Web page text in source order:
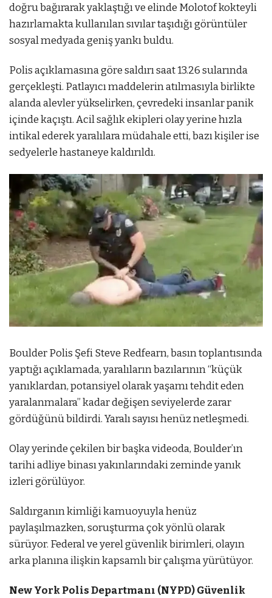
doğru bağırarak yaklaştığı ve elinde Molotof kokteyli
hazırlamakta kullanılan sıvılar taşıdığı görüntüler
sosyal medyada geniş yankı buldu.
Polis açıklamasına göre saldırı saat 13.26 sularında
gerçekleşti. Patlayıcı maddelerin atılmasıyla birlikte
alanda alevler yükselirken, çevredeki insanlar panik
içinde kaçıştı. Acil sağlık ekipleri olay yerine hızla
intikal ederek yaralılara müdahale etti, bazı kişiler ise
sedyelerle hastaneye kaldırıldı.
Boulder Polis Şefi Steve Redfearn, basın toplantısında
yaptığı açıklamada, yaralıların bazılarının “küçük
yanıklardan, potansiyel olarak yaşamı tehdit eden
yaralanmalara” kadar değişen seviyelerde zarar
gördüğünü bildirdi. Yaralı sayısı henüz netleşmedi.
Olay yerinde çekilen bir başka videoda, Boulder’ın
tarihi adliye binası yakınlarındaki zeminde yanık
izleri görülüyor.
Saldırganın kimliği kamuoyuyla henüz
paylaşılmazken, soruşturma çok yönlü olarak
sürüyor. Federal ve yerel güvenlik birimleri, olayın
arka planına ilişkin kapsamlı bir çalışma yürütüyor.
New York Polis Departmanı (NYPD) Güvenlik